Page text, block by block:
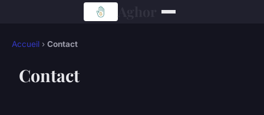
Accueil › Contact
Contact